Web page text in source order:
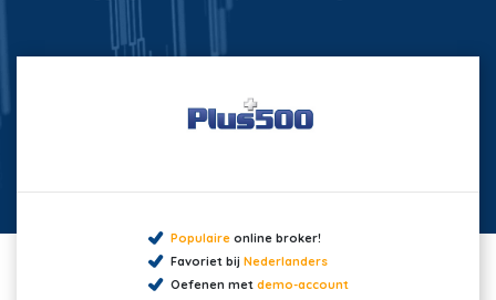
Populaireonline broker!
Favoriet bij Nederlanders
Oefenen met demo-account